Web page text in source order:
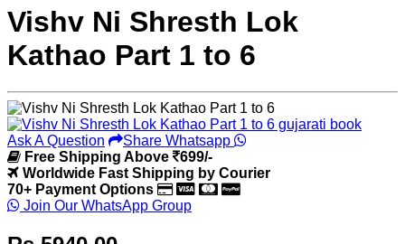
Vishv Ni Shresth Lok
Kathao Part 1 to 6
Ask A Question
Share Whatsapp
Free Shipping Above
699/-
Worldwide Fast Shipping by Courier
70+ Payment Options
Join Our WhatsApp Group